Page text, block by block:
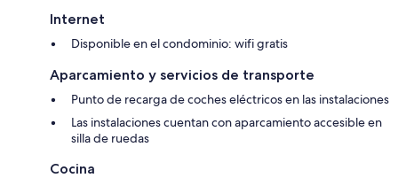
Internet
Disponible en el condominio: wifi gratis
Aparcamiento y servicios de transporte
Punto de recarga de coches eléctricos en las instalaciones
Las instalaciones cuentan con aparcamiento accesible en
silla de ruedas
Cocina